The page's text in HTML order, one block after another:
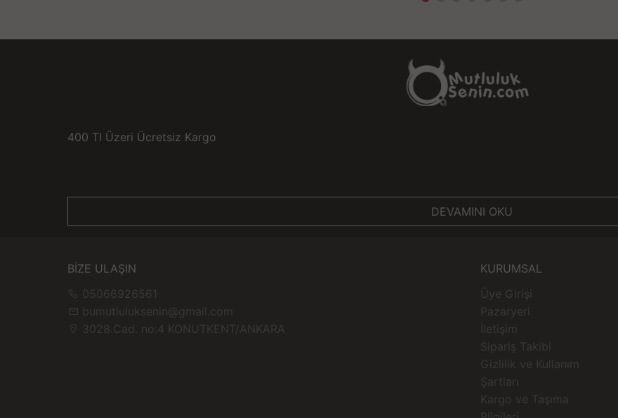
400 Tl Üzeri Ücretsiz Kargo
DEVAMINI OKU
BİZE ULAŞIN
05066926561
bumutluluksenin@gmail.com
3028.Cad. no:4 KONUTKENT/ANKARA
KURUMSAL
Üye Girişi
Pazaryeri
İletişim
Sipariş Takibi
Gizlilik ve Kullanım
Şartları
Kargo ve Taşıma